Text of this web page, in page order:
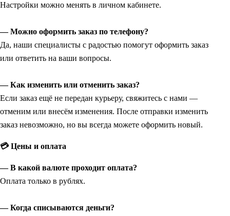
Настройки можно менять в личном кабинете.
— Можно оформить заказ по телефону?
Да, наши специалисты с радостью помогут оформить заказ
или ответить на ваши вопросы.
— Как изменить или отменить заказ?
Если заказ ещё не передан курьеру, свяжитесь с нами —
отменим или внесём изменения. После отправки изменить
заказ невозможно, но вы всегда можете оформить новый.
💳 Цены и оплата
— В какой валюте проходит оплата?
Оплата только в рублях.
— Когда списываются деньги?